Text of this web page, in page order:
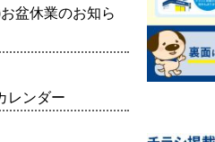
盆休業のお知ら
レンダー